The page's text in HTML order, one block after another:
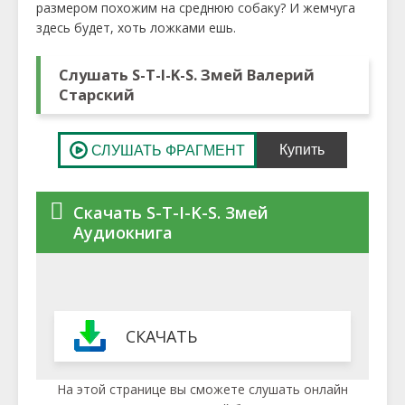
размером похожим на среднюю собаку? И жемчуга
здесь будет, хоть ложками ешь.
Слушать S-T-I-K-S. Змей Валерий
Старский
Скачать S-T-I-K-S. Змей
Аудиокнига
СКАЧАТЬ
На этой странице вы сможете слушать онлайн